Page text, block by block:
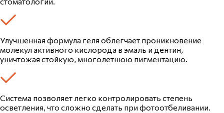
Улучшенная формула геля облегчает проникновение
молекул активного кислорода в эмаль и дентин,
уничтожая стойкую, многолетнюю пигментацию.
Система позволяет легко контролировать степень
осветления, что сложно сделать при фотоотбеливании.